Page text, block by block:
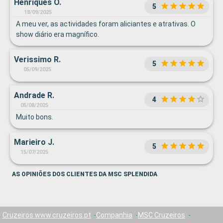
Henriques Ó.
18/09/2025
5
A meu ver, as actividades foram aliciantes e atrativas. O
show diário era magnífico.
Verissimo R.
05/09/2025
5
Andrade R.
05/08/2025
4
Muito bons.
Marieiro J.
15/07/2025
5
AS OPINIÕES DOS CLIENTES DA MSC SPLENDIDA
Cruzeiros www.cruzeiros.pt Companhia MSC Cruzeiros